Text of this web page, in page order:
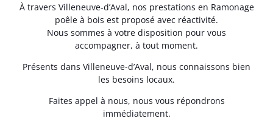
À travers Villeneuve-d’Aval, nos prestations en Ramonage
poêle à bois est proposé avec réactivité.
Nous sommes à votre disposition pour vous
accompagner, à tout moment.
Présents dans Villeneuve-d’Aval, nous connaissons bien
les besoins locaux.
Faites appel à nous, nous vous répondrons
immédiatement.